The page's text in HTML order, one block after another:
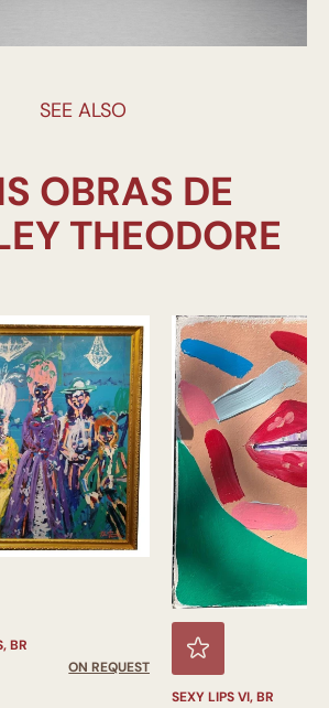
SEE ALSO
OBRAS DE
BR
ON REQUEST
SEXY LIPS VI, BR